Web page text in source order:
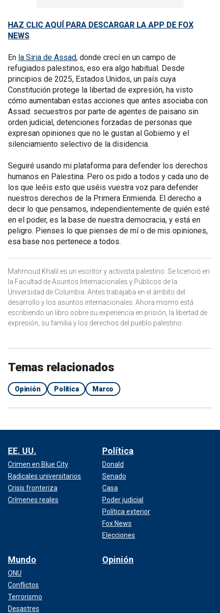
HAZ CLIC AQUÍ PARA DESCARGAR LA APP DE FOX
NEWS
En la Siria de Assad, donde crecí en un campo de
refugiados palestinos, eso era algo habitual. Desde
principios de 2025, Estados Unidos, un país cuya
Constitución protege la libertad de expresión, ha visto
cómo aumentaban estas acciones que antes asociaba con
Assad: secuestros por parte de agentes de paisano sin
orden judicial, detenciones forzadas de personas que
expresan opiniones que no le gustan al Gobierno y el
silenciamiento selectivo de la disidencia.
Seguiré usando mi plataforma para defender los derechos
humanos en Palestina. Pero os pido a todos y cada uno de
los que leéis esto que uséis vuestra voz para defender
nuestros derechos de la Primera Enmienda. El derecho a
decir lo que pensamos, independientemente de quién esté
en el poder, es la base de nuestra democracia, y está en
peligro. Pienses lo que pienses de mí o de mis opiniones,
esa base nos pertenece a todos.
Mahmoud Khalil es un escritor y activista palestino. Se licenció en
la Facultad de Asuntos Internacionales y Públicos de la
Universidad de Columbia. Antes trabajaba en el ámbito del
desarrollo y los asuntos internacionales. Ahora mismo está
escribiendo un libro sobre su experiencia en prisión, la libertad de
expresión, su familia y los derechos del pueblo palestino.
Temas relacionados
Opinión Política Marco
EE. UU.
Crimen en Blue City
Radicales universitarios
Crisis fronteriza
Crímenes reales
Política
Donald
Senado
Casa
Poder judicial
Política exterior
Fox News
Elecciones
Mundo
ONU
Conflictos
Terrorismo
Desastres
Opinión